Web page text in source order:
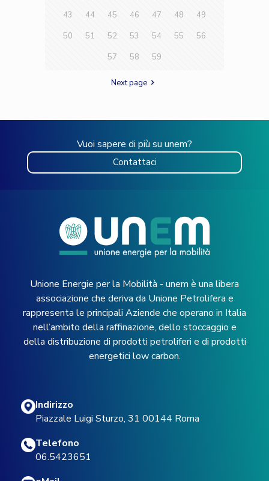
43
44 45 46 47 48
49
50
51 52 53 54 55
56
57
58 59
Next page
Vuoi sapere di più su unem?
Contattaci
Unione Energie per la Mobilità - unem è una libera
associazione che deriva da Unione Petrolifera e
rappresenta le principali Aziende che operano in Italia
nell’ambito della raffinazione, dello stoccaggio e
della distribuzione di prodotti petroliferi e di prodotti
energetici low carbon.
Indirizzo
Piazzale Luigi Sturzo, 31 00144 Roma
Telefono
06.5423651